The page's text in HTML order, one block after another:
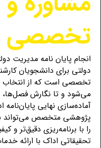
تخصصی
انجام پایان نامه مدیریت
دولتی برای دانشجویان
تخصصی است که از انتخاب
می‌شود و تا نگارش فصل‌ها،
آماده‌سازی نهایی
پژوهشی متخصص می‌تواند
را با برنامه‌ریزی دقیق‌تر
تحقیقاتی اداک با ارائه